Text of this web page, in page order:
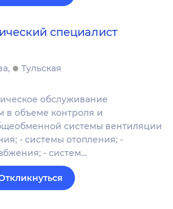
специалист
Тульская
обслуживание
в объеме контроля и
системы вентиляции
- системы отопления; -
- систем…